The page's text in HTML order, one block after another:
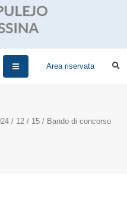
Area riservata
/ 12 / 15 / Bando di concorso